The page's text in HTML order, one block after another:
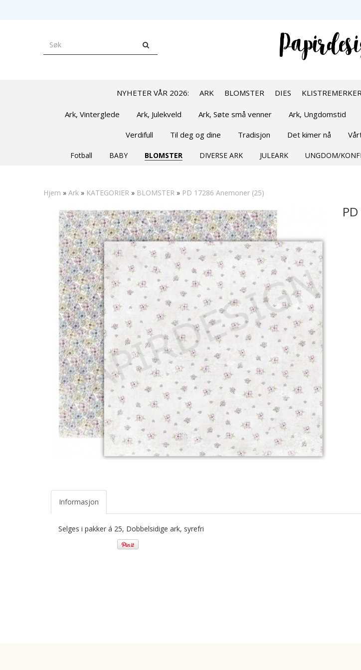
NYHETER VÅR 2026: ARK BLOMSTER DIES
Ark, Vinterglede Ark, Julekveld Ark, Søte små venner Ark, Ungdomstid
Verdifull Til deg og dine Tradisjon Det kimer nå
Fotball BABY BLOMSTER DIVERSE ARK JULEARK UNGDOM/
Hjem » Ark » KATEGORIER » BLOMSTER » PD 17286 Anemoner (25)
Informasjon
Selges i pakker á 25, Dobbelsidige ark, syrefri